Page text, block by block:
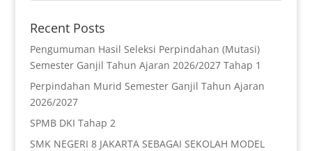
Recent Posts
Pengumuman Hasil Seleksi Perpindahan (Mutasi)
Semester Ganjil Tahun Ajaran 2026/2027 Tahap 1
Perpindahan Murid Semester Ganjil Tahun Ajaran
2026/2027
SPMB DKI Tahap 2
SMK NEGERI 8 JAKARTA SEBAGAI SEKOLAH MODEL